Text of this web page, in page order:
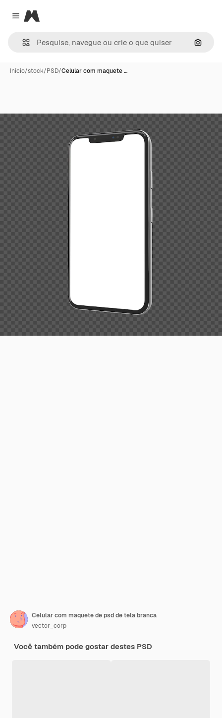
Close menu
Magnific
Início/stock/PSD/Celular com maquete …
Celular com maquete de psd de tela branca
vector_corp
Você também pode gostar destes PSD